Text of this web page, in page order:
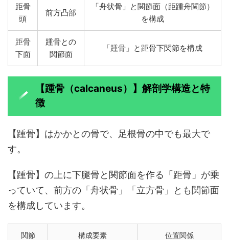
距骨
頭
前方凸部
「舟状骨」と関節面（距踵舟関節）
を構成
距骨
下面
踵骨との
関節面
「踵骨」と距骨下関節を構成
【踵骨（calcaneus）】解剖学構造と特
徴
【踵骨】はかかとの骨で、足根骨の中でも最大で
す。
【踵骨】の上に下腿骨と関節面を作る「距骨」が乗
っていて、前方の「舟状骨」「立方骨」とも関節面
を構成しています。
関節 構成要素 位置関係